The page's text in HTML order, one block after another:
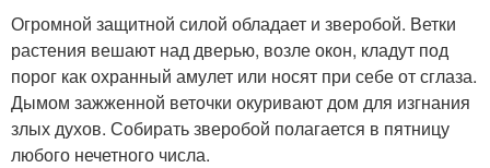
Огромной защитной силой обладает и зверобой. Ветки
растения вешают над дверью, возле окон, кладут под
порог как охранный амулет или носят при себе от сглаза.
Дымом зажженной веточки окуривают дом для изгнания
злых духов. Собирать зверобой полагается в пятницу
любого нечетного числа.